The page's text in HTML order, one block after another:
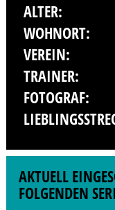
ALTER:
WOHNORT:
VEREIN:
TRAINER:
FOTOGRAF:
AKTUELL
FOLGENDEN